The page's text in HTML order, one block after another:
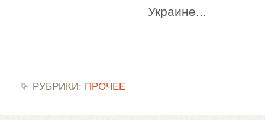
Украине...
РУБРИКИ: ПРОЧЕЕ